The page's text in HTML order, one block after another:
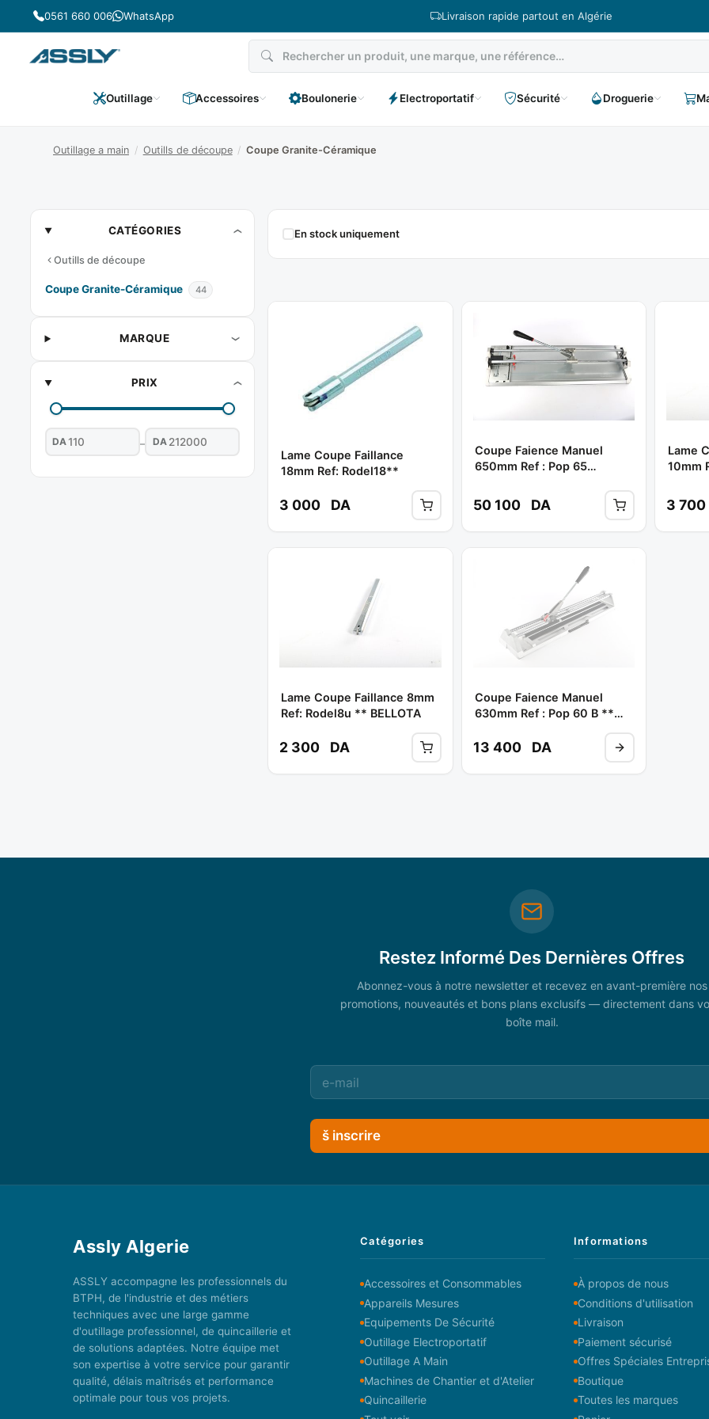
Passer
au
contenu
0561 660 006 WhatsApp Livraison rapide partout en Algérie
Outillage Accessoires Boulonerie Electroportatif Sécurité Droguerie
Outillage a main / Outills de découpe / Coupe Granite-Céramique
Coupe
Granite-
CATÉGORIES
Outills de découpe
Coupe Granite-Céramique 44
MARQUE
PRIX
DA – DA
En stock uniquement
Lame Coupe Faillance
18mm Ref: Rodel18**
3 000 DA
Coupe Faience Manuel
650mm Ref : Pop 65
50 100 DA
Lame
10mm
3 700
Lame Coupe Faillance 8mm
Ref: Rodel8u ** BELLOTA
2 300 DA
Coupe Faience Manuel
630mm Ref : Pop 60 B **
13 400 DA
Restez Informé Des Dernières Offres
Abonnez-vous à notre newsletter et recevez en avant-première nos
promotions, nouveautés et bons plans exclusifs — directement dans
boîte mail.
š inscrire
Assly Algerie
ASSLY accompagne les professionnels du
BTPH, de l'industrie et des métiers
techniques avec une large gamme
d'outillage professionnel, de quincaillerie et
de solutions adaptées. Notre équipe met
son expertise à votre service pour garantir
qualité, délais maîtrisés et performance
optimale pour tous vos projets.
Catégories
Accessoires et Consommables
Appareils Mesures
Equipements De Sécurité
Outillage Electroportatif
Outillage A Main
Machines de Chantier et d'Atelier
Quincaillerie
Informations
À propos de nous
Conditions d'utilisation
Livraison
Paiement sécurisé
Offres Spéciales
Boutique
Toutes les marques